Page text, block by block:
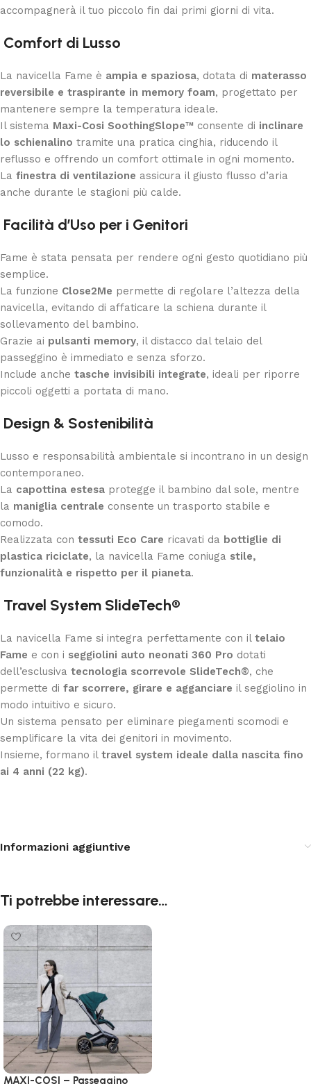
accompagnerà il tuo piccolo fin dai primi giorni di vita.
Comfort di Lusso
La navicella Fame è ampia e spaziosa, dotata di materasso
reversibile e traspirante in memory foam, progettato per
mantenere sempre la temperatura ideale.
Il sistema Maxi-Cosi SoothingSlope™ consente di inclinare
lo schienalino tramite una pratica cinghia, riducendo il
reflusso e offrendo un comfort ottimale in ogni momento.
La finestra di ventilazione assicura il giusto flusso d’aria
anche durante le stagioni più calde.
Facilità d’Uso per i Genitori
Fame è stata pensata per rendere ogni gesto quotidiano più
semplice.
La funzione Close2Me permette di regolare l’altezza della
navicella, evitando di affaticare la schiena durante il
sollevamento del bambino.
Grazie ai pulsanti memory, il distacco dal telaio del
passeggino è immediato e senza sforzo.
Include anche tasche invisibili integrate, ideali per riporre
piccoli oggetti a portata di mano.
Design & Sostenibilità
Lusso e responsabilità ambientale si incontrano in un design
contemporaneo.
La capottina estesa protegge il bambino dal sole, mentre
la maniglia centrale consente un trasporto stabile e
comodo.
Realizzata con tessuti Eco Care ricavati da bottiglie di
plastica riciclate, la navicella Fame coniuga stile,
funzionalità e rispetto per il pianeta.
Travel System SlideTech®
La navicella Fame si integra perfettamente con il telaio
Fame e con i seggiolini auto neonati 360 Pro dotati
dell’esclusiva tecnologia scorrevole SlideTech®, che
permette di far scorrere, girare e agganciare il seggiolino in
modo intuitivo e sicuro.
Un sistema pensato per eliminare piegamenti scomodi e
semplificare la vita dei genitori in movimento.
Insieme, formano il travel system ideale dalla nascita fino
ai 4 anni (22 kg).
Informazioni aggiuntive
Ti potrebbe interessare…
MAXI-COSI – Passeggino